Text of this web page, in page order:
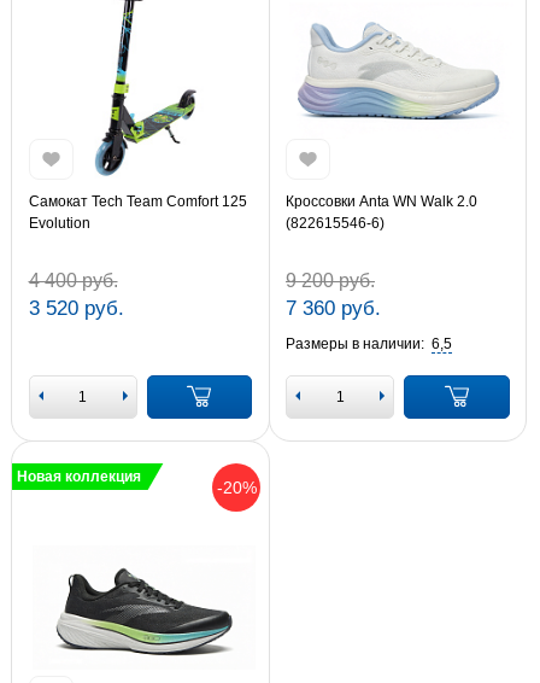
Самокат Tech Team Comfort 125
Evolution
4 400 руб.
3 520 руб.
Кроссовки Anta WN Walk 2.0
(822615546-6)
9 200 руб.
7 360 руб.
Размеры в наличии: 6,5
-20%
Новая коллекция